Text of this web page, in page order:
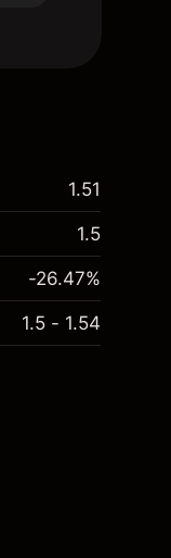
1.51
1.5
-26.47%
1.5 - 1.54